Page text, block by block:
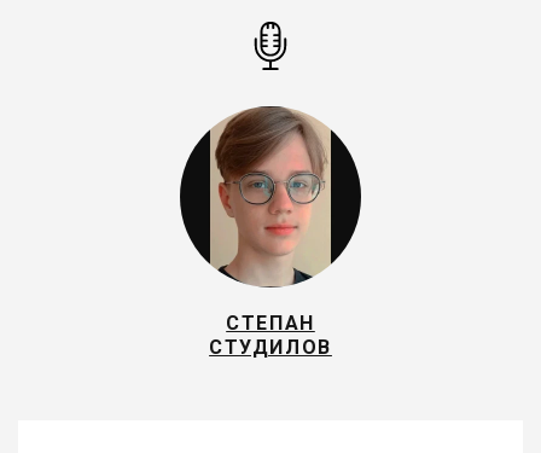
СТЕПАН
СТУДИЛОВ